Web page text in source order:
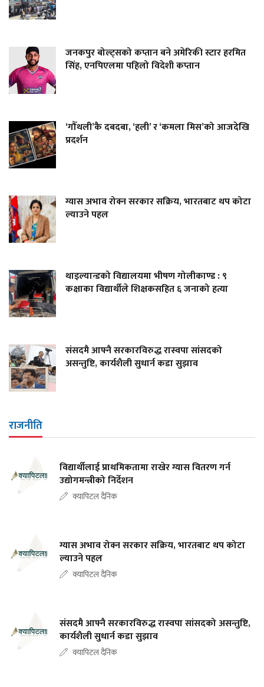
जनकपुर बोल्ट्सको कप्तान बने अमेरिकी स्टार हरमित
सिंह, एनपिएलमा पहिलो विदेशी कप्तान
‘गौँथली’कै दबदबा, ‘हली’ र ‘कमला मिस’को आजदेखि
प्रदर्शन
ग्यास अभाव रोक्न सरकार सक्रिय, भारतबाट थप कोटा
ल्याउने पहल
थाइल्यान्डको विद्यालयमा भीषण गोलीकाण्ड : ९
कक्षाका विद्यार्थीले शिक्षकसहित ६ जनाको हत्या
संसदमै आफ्नै सरकारविरुद्ध रास्वपा सांसदको
असन्तुष्टि, कार्यशैली सुधार्न कडा सुझाव
राजनीति
विद्यार्थीलाई प्राथमिकतामा राखेर ग्यास वितरण गर्न
उद्योगमन्त्रीको निर्देशन
क्यापिटल दैनिक
ग्यास अभाव रोक्न सरकार सक्रिय, भारतबाट थप कोटा
ल्याउने पहल
क्यापिटल दैनिक
संसदमै आफ्नै सरकारविरुद्ध रास्वपा सांसदको असन्तुष्टि,
कार्यशैली सुधार्न कडा सुझाव
क्यापिटल दैनिक